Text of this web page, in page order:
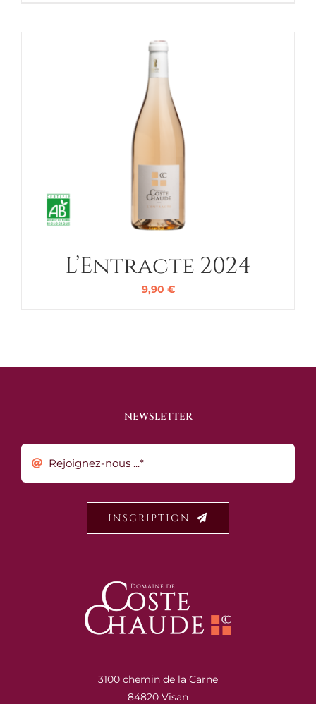
L’Entracte 2024
9,90 €
NEWSLETTER
INSCRIPTION
3100 chemin de la Carne
84820 Visan